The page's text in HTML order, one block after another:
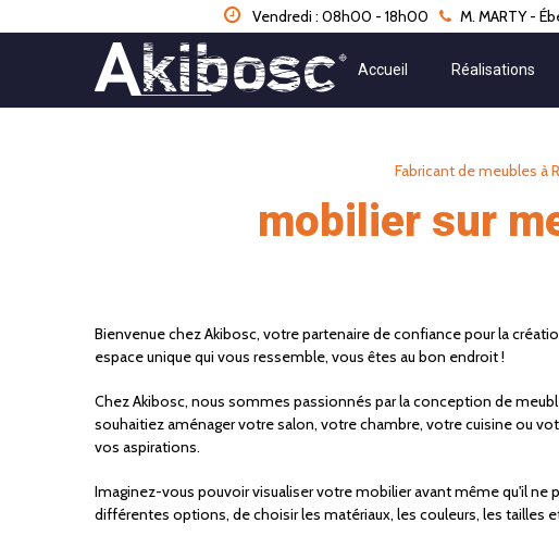
Vendredi : 08h00 - 18h00 M. MARTY -
Accueil Réalisations
Fabricant de meubles à
mobilier sur
Bienvenue chez Akibosc, votre partenaire de confiance pour la
espace unique qui vous ressemble, vous êtes au bon endroit !
Chez Akibosc, nous sommes passionnés par la conception de
souhaitiez aménager votre salon, votre chambre, votre cuisine ou
vos aspirations.
Imaginez-vous pouvoir visualiser votre mobilier avant même qu'il
différentes options, de choisir les matériaux, les couleurs, les